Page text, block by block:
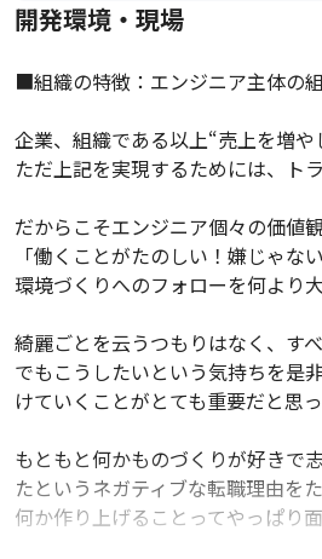
開発環境・現場
■組織の特徴：エンジニア主体の
企業、組織である以上“売上を増や
ただ上記を実現するためには、ト
だからこそエンジニア個々の価値
「働くことがたのしい！嫌じゃな
環境づくりへのフォローを何より
綺麗ごとを云うつもりはなく、す
でもこうしたいという気持ちを是
けていくことがとても重要だと思っ
もともと何かものづくりが好きで
たというネガティブな転職理由を
何か作り上げることってやっぱり